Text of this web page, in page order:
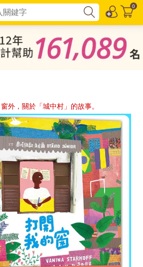
0
外，關於「城中村」的故事。